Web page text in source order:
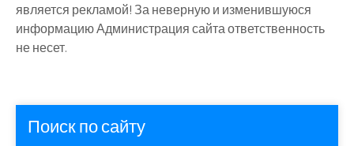
является рекламой! За неверную и изменившуюся
информацию Администрация сайта ответственность
не несет.
Поиск по сайту